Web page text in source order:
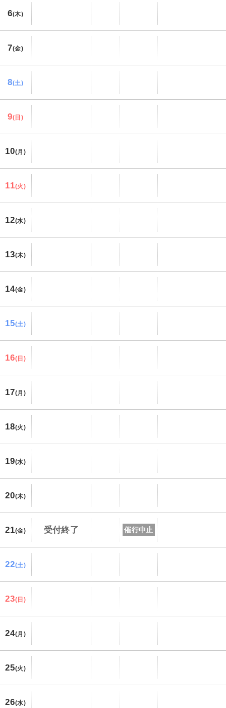
6(木)
7(金)
8(土)
9(日)
10(月)
11(火)
12(水)
13(木)
14(金)
15(土)
16(日)
17(月)
18(火)
19(水)
20(木)
21(金) 受付終了 催行中止
22(土)
23(日)
24(月)
25(火)
26(水)